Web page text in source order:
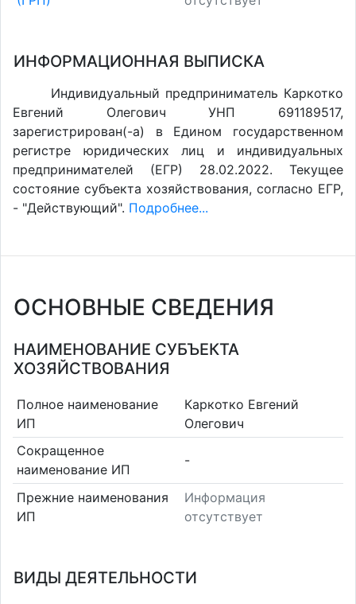
ИНФОРМАЦИОННАЯ ВЫПИСКА
Индивидуальный предприниматель Каркотко
Евгений Олегович УНП 691189517,
зарегистрирован(-а) в Едином государственном
регистре юридических лиц и индивидуальных
предпринимателей (ЕГР) 28.02.2022. Текущее
состояние субъекта хозяйствования, согласно ЕГР,
- "Действующий". Подробнее...
ОСНОВНЫЕ СВЕДЕНИЯ
НАИМЕНОВАНИЕ СУБЪЕКТА
ХОЗЯЙСТВОВАНИЯ
Полное наименование
ИП
Каркотко Евгений
Олегович
Сокращенное
наименование ИП
-
Прежние наименования
ИП
Информация
отсутствует
ВИДЫ ДЕЯТЕЛЬНОСТИ